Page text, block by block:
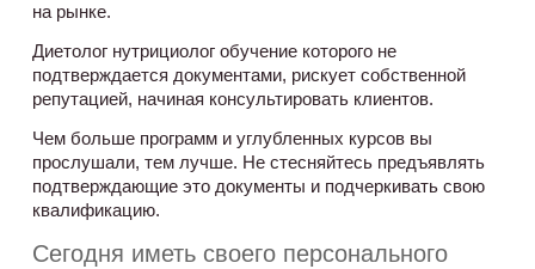
на рынке.
Диетолог нутрициолог обучение которого не
подтверждается документами, рискует собственной
репутацией, начиная консультировать клиентов.
Чем больше программ и углубленных курсов вы
прослушали, тем лучше. Не стесняйтесь предъявлять
подтверждающие это документы и подчеркивать свою
квалификацию.
Сегодня иметь своего персонального